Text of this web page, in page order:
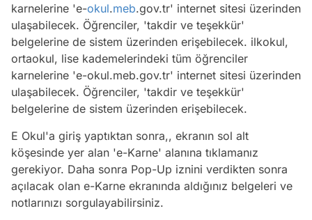
karnelerine 'e-okul.meb.gov.tr' internet sitesi üzerinden
ulaşabilecek. Öğrenciler, 'takdir ve teşekkür'
belgelerine de sistem üzerinden erişebilecek. ilkokul,
ortaokul, lise kademelerindeki tüm öğrenciler
karnelerine 'e-okul.meb.gov.tr' internet sitesi üzerinden
ulaşabilecek. Öğrenciler, 'takdir ve teşekkür'
belgelerine de sistem üzerinden erişebilecek.
E Okul'a giriş yaptıktan sonra,, ekranın sol alt
köşesinde yer alan 'e-Karne' alanına tıklamanız
gerekiyor. Daha sonra Pop-Up iznini verdikten sonra
açılacak olan e-Karne ekranında aldığınız belgeleri ve
notlarınızı sorgulayabilirsiniz.